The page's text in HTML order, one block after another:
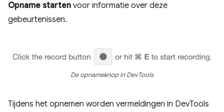
Opname starten voor informatie over deze
gebeurtenissen.
De opnameknop in DevTools
Tijdens het opnemen worden vermeldingen in DevTools